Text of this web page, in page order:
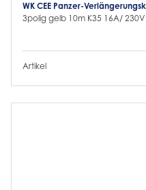
WK CEE Panzer-
3polig gelb 10m K35 16A/ 230V
Artikel